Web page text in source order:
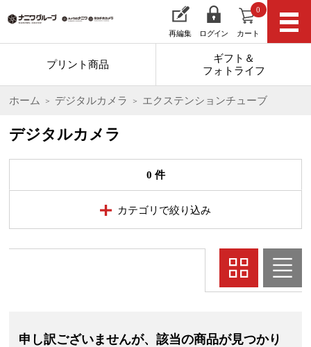
再編集 ログイン カート
0
プリント商品
ギフト＆
フォトライフ
ホーム デジタルカメラ エクステンションチューブ
デジタルカメラ
0 件
カテゴリで絞り込み
申し訳ございませんが、該当の商品が見つかり